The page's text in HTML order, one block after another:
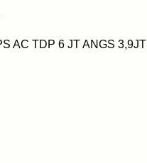
AC TDP 6 JT ANGS 3,9JT